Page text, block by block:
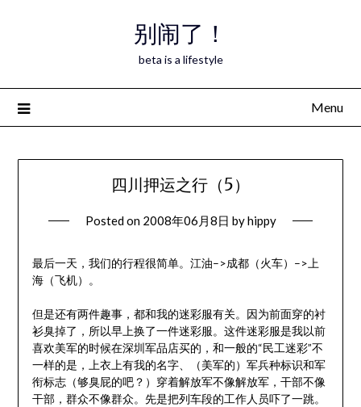
别闹了！
beta is a lifestyle
Menu
四川押运之行（5）
Posted on 2008年06月8日 byhippy
最后一天，我们的行程很简单。江油–>成都（火车）–>上
海（飞机）。
但是还有两件趣事，都和我的迷彩服有关。因为前面穿的衬
衫臭掉了，所以早上换了一件迷彩服。这件迷彩服是我以前
喜欢美军的时候在深圳军品店买的，和一般的“民工迷彩”不
一样的是，上衣上有我的名字、（美军的）军兵种标识和军
衔标志（够臭屁的吧？）穿着解放军不像解放军，干部不像
干部，群众不像群众。先是把列车段的工作人员吓了一跳。